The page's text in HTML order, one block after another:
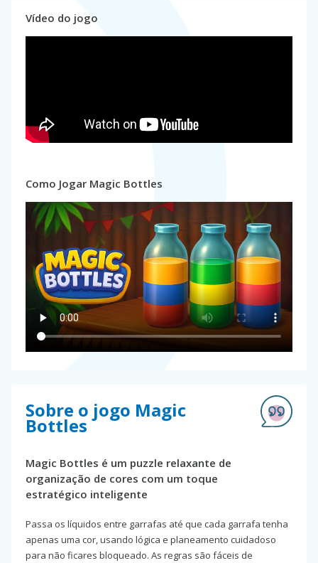
Vídeo do jogo
Como Jogar Magic Bottles
Sobre o jogo Magic
Bottles
Magic Bottles é um puzzle relaxante de
organização de cores com um toque
estratégico inteligente
Passa os líquidos entre garrafas até que cada garrafa tenha
apenas uma cor, usando lógica e planeamento cuidadoso
para não ficares bloqueado. As regras são fáceis de